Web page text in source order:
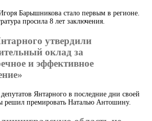
Барышникова стало первым в регионе.
просила 8 лет заключения.
утвердили
оклад за
и эффективное
Янтарного в последние дни своей
решил премировать Наталью Антошину.